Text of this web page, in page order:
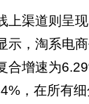
上渠道则呈
示，淘系电
合增速为
，在所有